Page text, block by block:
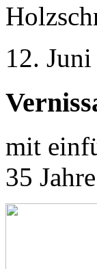
12.
mit
35